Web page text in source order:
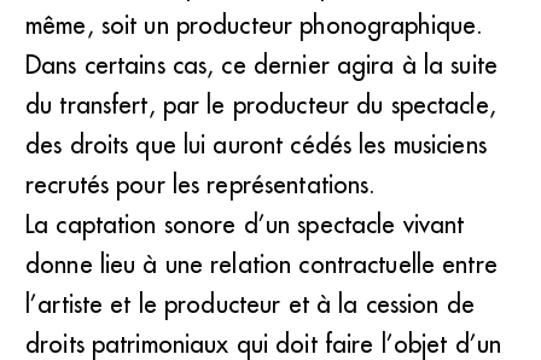
même, soit un producteur phonographique.
Dans certains cas, ce dernier agira à la suite
du transfert, par le producteur du spectacle,
des droits que lui auront cédés les musiciens
recrutés pour les représentations.
La captation sonore d’un spectacle vivant
donne lieu à une relation contractuelle entre
l’artiste et le producteur et à la cession de
droits patrimoniaux qui doit faire l’objet d’un